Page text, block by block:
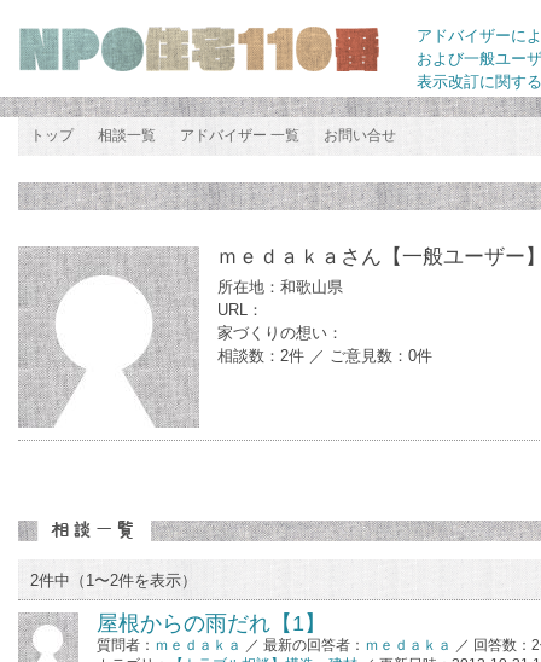
アドバイザーに
および一般ユー
表示改訂に関す
トップ 相談一覧 アドバイザー 一覧 お問い合せ
ｍｅｄａｋａさん 【一般ユーザー
所在地：和歌山県
URL：
家づくりの想い：
相談数：2件 ／ ご意見数：0件
2件中（1〜2件を表示）
屋根からの雨だれ【1】
質問者： ｍｅｄａｋａ ／ 最新の回答者： ｍｅｄａｋａ
／ 回答数：